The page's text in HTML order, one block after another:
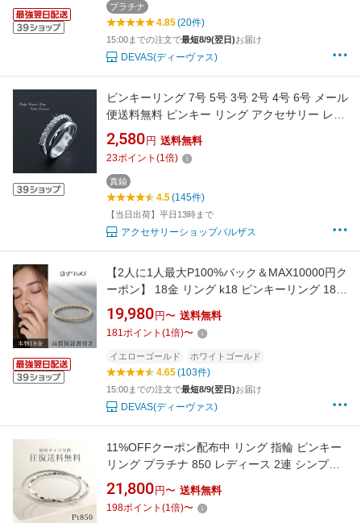
ズ 華奢リング 重ね付け
プラチナ
4.85(20件)
15:00までの注文で最短8/9(翌日)お届け
DEVAS(ディーヴァス)
ピンキーリング 7号 5号 3号 2号 4号 6号 メール
便送料無料 ピンキー リング アクセサリー レデ
ィース 小指用 5号リング 指輪 リング Ring
pinkyring ゆびわ りんぐ アクセサリー レディー
ス レデイ-ス 5号サイズ 5号の指輪 [ 指輪 おし
ゃれ ]
2,580 円 送料無料
23ポイント (1倍)
真鍮
4.5(145件)
【当日出荷】平日13時まで
アクセサリーショップバルザス
【2人に1人最大P100%バック＆MAX10000円ク
ーポン】 18金 リング k18 ピンキーリング 18k
指輪 レディース シンプル ゴールド スパイラル
ねじり 18金指輪 k18リング ピンキー 18 金 華
奢 地金 0号 1号 2号 3号 4号 5号 6号 7号 8号 9
号 10号 11号 12号 13号 14号 15号
19,980 円〜 送料無料
181ポイント (1倍)〜
イエローゴールド ホワイトゴールド
4.65(103件)
15:00までの注文で最短8/9(翌日)お届け
DEVAS(ディーヴァス)
11%OFFクーポン配布中 リング 指輪 ピンキー
リング プラチナ 850 レディース 2連 シンプル
華奢 極細 1号 3号 5号 7号 9号 11号 13号 15号
大人 華奢リング 細い 細め スパイラル ねじれ
重ね付け
21,800 円〜 送料無料
198ポイント (1倍)〜